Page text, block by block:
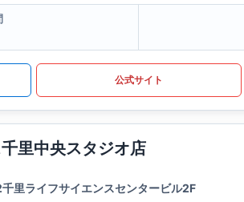
公式サイト
里中央スタジオ店
里ライフサイエンスセンタービル2F